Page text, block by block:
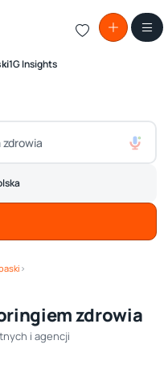
1G Insights
›
zdrowia
i agencji